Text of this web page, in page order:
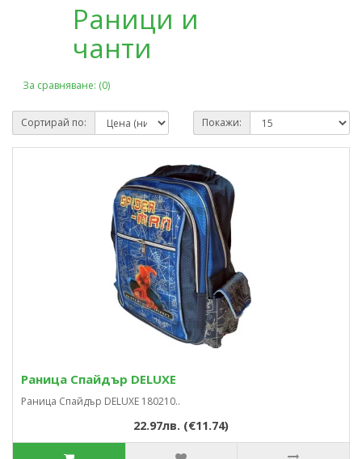
Раници и
чанти
За сравняване: (0)
Сортирай по: Покажи:
Раница Спайдър DELUXE
Раница Спайдър DELUXE 180210..
22.97лв. (€11.74)